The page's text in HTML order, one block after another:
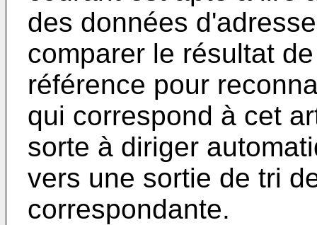
des données
comparer le résultat
référence pour
qui correspond à cet
sorte à diriger
vers une sortie de tri
correspondante.